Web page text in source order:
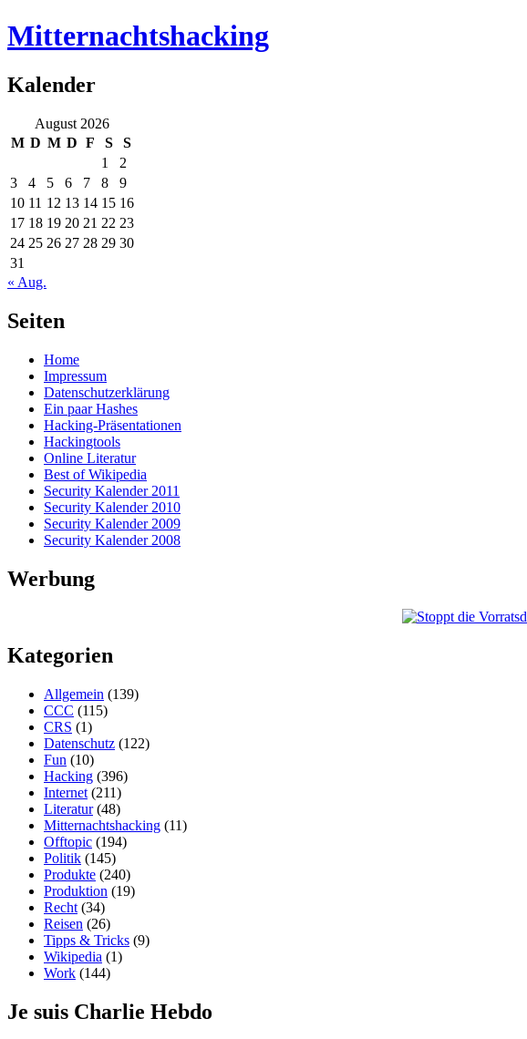
Mitternachtshacking
Kalender
August 2026
M D M D F S
S
1
2
3
4 5 6 7 8
9
10 11 12 13 14 15 16
17 18 19 20 21 22 23
24 25 26 27 28 29 30
31
« Aug.
Seiten
Home
Impressum
Datenschutzerklärung
Ein paar Hashes
Hacking-Präsentationen
Hackingtools
Online Literatur
Best of Wikipedia
Security Kalender 2011
Security Kalender 2010
Security Kalender 2009
Security Kalender 2008
Werbung
Kategorien
Allgemein (139)
CCC (115)
CRS (1)
Datenschutz (122)
Fun (10)
Hacking (396)
Internet (211)
Literatur(48)
Mitternachtshacking (11)
Offtopic (194)
Politik (145)
Produkte (240)
Produktion (19)
Recht (34)
Reisen (26)
Tipps & Tricks (9)
Wikipedia (1)
Work (144)
Je suis Charlie Hebdo